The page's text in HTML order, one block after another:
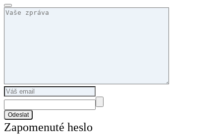
Odeslat
Zapomenuté heslo